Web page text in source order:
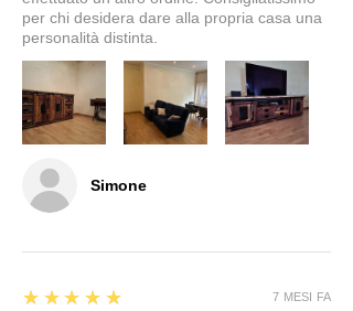
Simone
per chi desidera dare alla propria casa una
personalità distinta.
5
★★★★★ 7 MESI FA